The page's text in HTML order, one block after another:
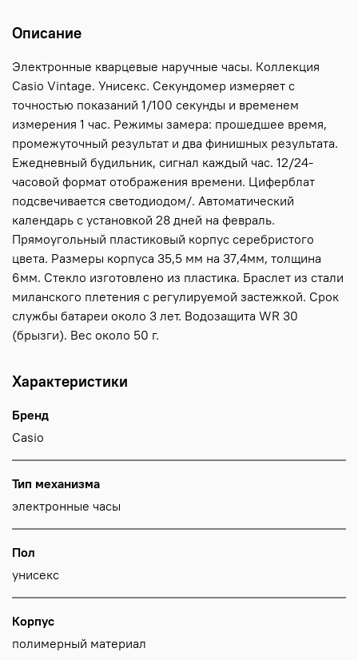
Описание
Электронные кварцевые наручные часы. Коллекция
Casio Vintage. Унисекс. Секундомер измеряет с
точностью показаний 1/100 секунды и временем
измерения 1 час. Режимы замера: прошедшее время,
промежуточный результат и два финишных результата.
Ежедневный будильник, сигнал каждый час. 12/24-
часовой формат отображения времени. Циферблат
подсвечивается светодиодом/. Автоматический
календарь с установкой 28 дней на февраль.
Прямоугольный пластиковый корпус серебристого
цвета. Размеры корпуса 35,5 мм на 37,4мм, толщина
6мм. Стекло изготовлено из пластика. Браслет из стали
миланского плетения с регулируемой застежкой. Срок
службы батареи около 3 лет. Водозащита WR 30
(брызги). Вес около 50 г.
Характеристики
Бренд
Casio
Тип механизма
электронные часы
Пол
унисекс
Корпус
полимерный материал